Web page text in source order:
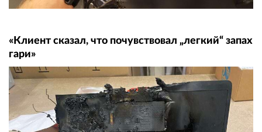
«Клиент сказал, что почувствовал „легкий“ запах
гари»